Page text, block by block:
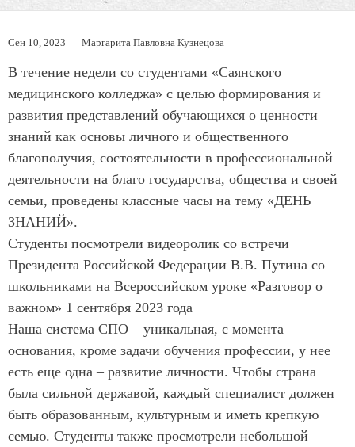
Сен 10, 2023 Маргарита Павловна Кузнецова
В течение недели со студентами «Саянского
медицинского колледжа» с целью формирования и
развития представлений обучающихся о ценности
знаний как основы личного и общественного
благополучия, состоятельности в профессиональной
деятельности на благо государства, общества и своей
семьи, проведены классные часы на тему «ДЕНЬ
ЗНАНИЙ».
Студенты посмотрели видеоролик со встречи
Президента Российской Федерации В.В. Путина со
школьниками на Всероссийском уроке «Разговор о
важном» 1 сентября 2023 года
Наша система СПО – уникальная, с момента
основания, кроме задачи обучения профессии, у нее
есть еще одна – развитие личности. Чтобы страна
была сильной державой, каждый специалист должен
быть образованным, культурным и иметь крепкую
семью. Студенты также просмотрели небольшой